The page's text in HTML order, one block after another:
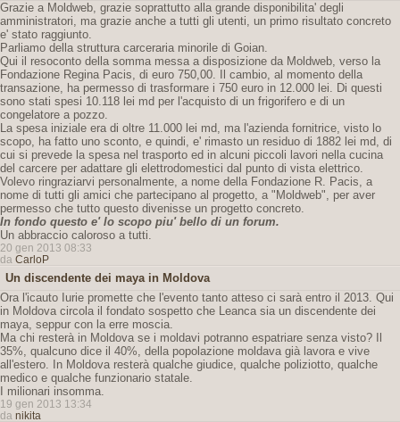
Grazie a Moldweb, grazie soprattutto alla grande disponibilita' degli
amministratori, ma grazie anche a tutti gli utenti, un primo risultato concreto
e' stato raggiunto.
Parliamo della struttura carceraria minorile di Goian.
Qui il resoconto della somma messa a disposizione da Moldweb, verso la
Fondazione Regina Pacis, di euro 750,00. Il cambio, al momento della
transazione, ha permesso di trasformare i 750 euro in 12.000 lei. Di questi
sono stati spesi 10.118 lei md per l'acquisto di un frigorifero e di un
congelatore a pozzo.
La spesa iniziale era di oltre 11.000 lei md, ma l'azienda fornitrice, visto lo
scopo, ha fatto uno sconto, e quindi, e' rimasto un residuo di 1882 lei md, di
cui si prevede la spesa nel trasporto ed in alcuni piccoli lavori nella cucina
del carcere per adattare gli elettrodomestici dal punto di vista elettrico.
Volevo ringraziarvi personalmente, a nome della Fondazione R. Pacis, a
nome di tutti gli amici che partecipano al progetto, a "Moldweb", per aver
permesso che tutto questo divenisse un progetto concreto.
In fondo questo e' lo scopo piu' bello di un forum.
Un abbraccio caloroso a tutti.
20 gen 2013 08:33
da CarloP
Un discendente dei maya in Moldova
Ora l'icauto Iurie promette che l'evento tanto atteso ci sarà entro il 2013. Qui
in Moldova circola il fondato sospetto che Leanca sia un discendente dei
maya, seppur con la erre moscia.
Ma chi resterà in Moldova se i moldavi potranno espatriare senza visto? Il
35%, qualcuno dice il 40%, della popolazione moldava già lavora e vive
all'estero. In Moldova resterà qualche giudice, qualche poliziotto, qualche
medico e qualche funzionario statale.
I milionari insomma.
19 gen 2013 13:34
da nikita